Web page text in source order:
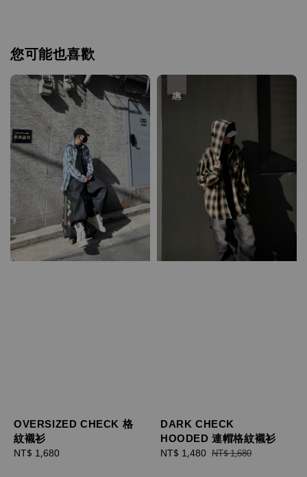
您可能也喜歡
OVERSIZED CHECK 格
紋襯衫
Regular
NT$ 1,680
DARK CHECK
HOODED 連帽格紋襯衫
Sale
NT$ 1,480 Regular
NT$ 1,680